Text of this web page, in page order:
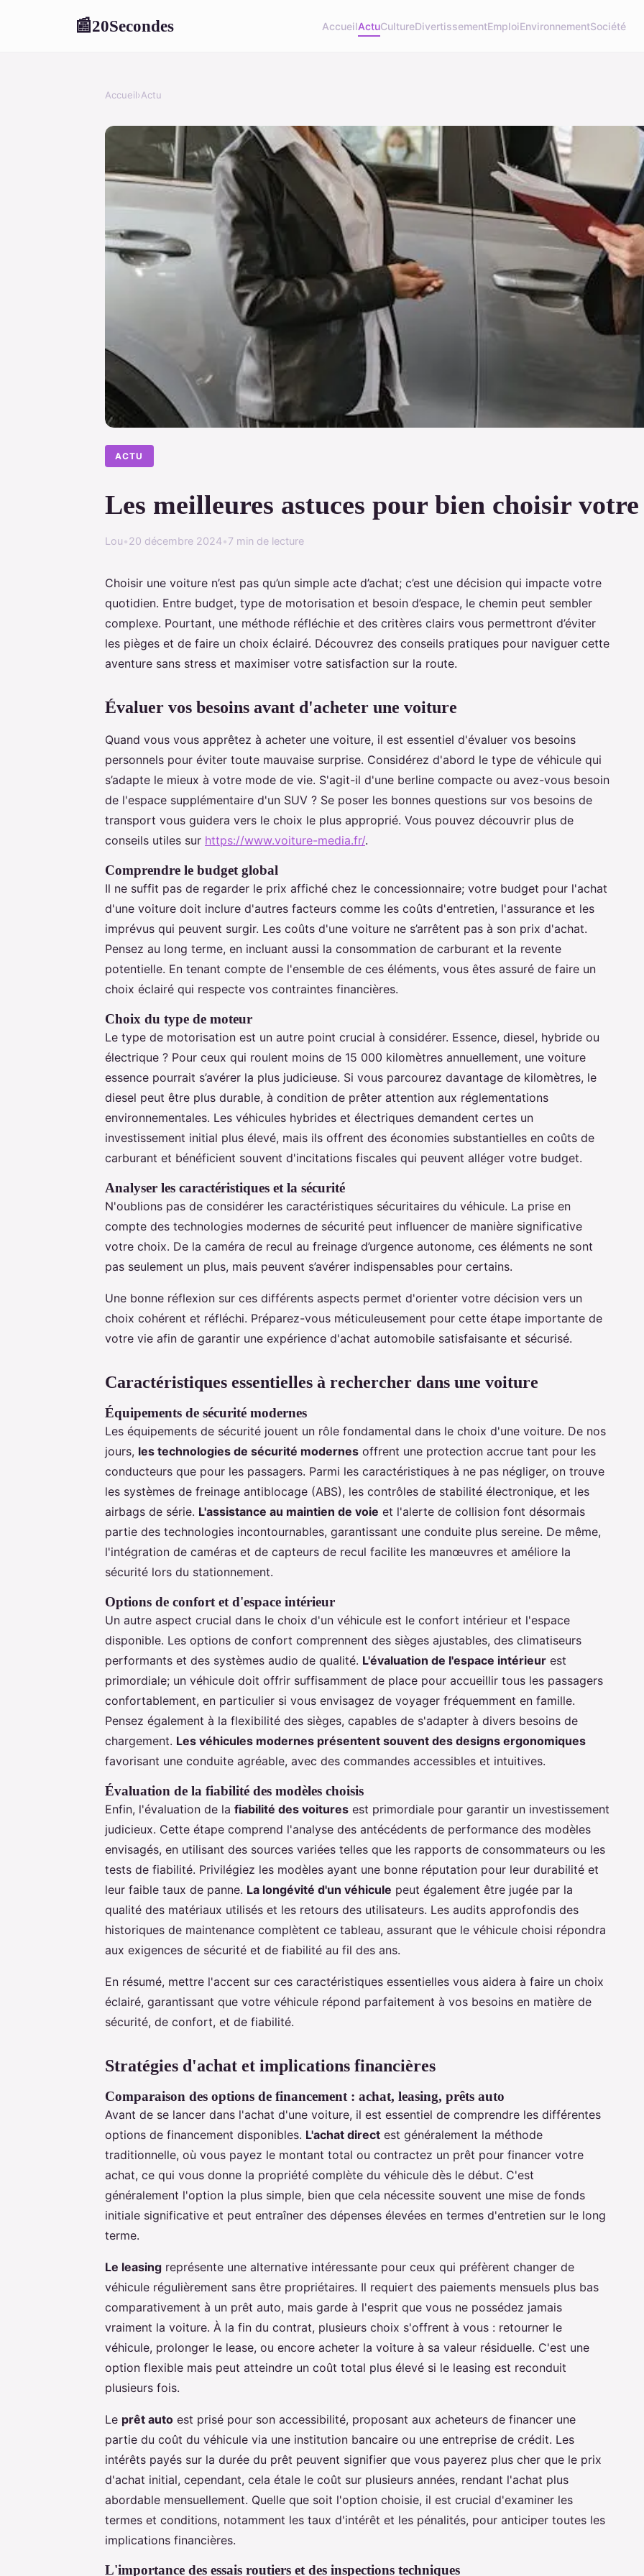
📰20Secondes AccueilActuCultureDivertissementEmploiEnvironnementSociété
Accueil›Actu
ACTU
Les meilleures astuces pour bien choisir
Lou•20 décembre 2024•7 min de lecture
Choisir une voiture n’est pas qu’un simple acte d’achat; c’est une décision qui impacte votre
quotidien. Entre budget, type de motorisation et besoin d’espace, le chemin peut sembler
complexe. Pourtant, une méthode réfléchie et des critères clairs vous permettront d’éviter
les pièges et de faire un choix éclairé. Découvrez des conseils pratiques pour naviguer cette
aventure sans stress et maximiser votre satisfaction sur la route.
Évaluer vos besoins avant d'acheter une voiture
Quand vous vous apprêtez à acheter une voiture, il est essentiel d'évaluer vos besoins
personnels pour éviter toute mauvaise surprise. Considérez d'abord le type de véhicule qui
s’adapte le mieux à votre mode de vie. S'agit-il d'une berline compacte ou avez-vous besoin
de l'espace supplémentaire d'un SUV ? Se poser les bonnes questions sur vos besoins de
transport vous guidera vers le choix le plus approprié. Vous pouvez découvrir plus de
conseils utiles sur https://www.voiture-media.fr/.
Comprendre le budget global
Il ne suffit pas de regarder le prix affiché chez le concessionnaire; votre budget pour l'achat
d'une voiture doit inclure d'autres facteurs comme les coûts d'entretien, l'assurance et les
imprévus qui peuvent surgir. Les coûts d'une voiture ne s’arrêtent pas à son prix d'achat.
Pensez au long terme, en incluant aussi la consommation de carburant et la revente
potentielle. En tenant compte de l'ensemble de ces éléments, vous êtes assuré de faire un
choix éclairé qui respecte vos contraintes financières.
Choix du type de moteur
Le type de motorisation est un autre point crucial à considérer. Essence, diesel, hybride ou
électrique ? Pour ceux qui roulent moins de 15 000 kilomètres annuellement, une voiture
essence pourrait s’avérer la plus judicieuse. Si vous parcourez davantage de kilomètres, le
diesel peut être plus durable, à condition de prêter attention aux réglementations
environnementales. Les véhicules hybrides et électriques demandent certes un
investissement initial plus élevé, mais ils offrent des économies substantielles en coûts de
carburant et bénéficient souvent d'incitations fiscales qui peuvent alléger votre budget.
Analyser les caractéristiques et la sécurité
N'oublions pas de considérer les caractéristiques sécuritaires du véhicule. La prise en
compte des technologies modernes de sécurité peut influencer de manière significative
votre choix. De la caméra de recul au freinage d’urgence autonome, ces éléments ne sont
pas seulement un plus, mais peuvent s’avérer indispensables pour certains.
Une bonne réflexion sur ces différents aspects permet d'orienter votre décision vers un
choix cohérent et réfléchi. Préparez-vous méticuleusement pour cette étape importante de
votre vie afin de garantir une expérience d'achat automobile satisfaisante et sécurisé.
Caractéristiques essentielles à rechercher dans une voiture
Équipements de sécurité modernes
Les équipements de sécurité jouent un rôle fondamental dans le choix d'une voiture. De nos
jours, les technologies de sécurité modernes offrent une protection accrue tant pour les
conducteurs que pour les passagers. Parmi les caractéristiques à ne pas négliger, on trouve
les systèmes de freinage antiblocage (ABS), les contrôles de stabilité électronique, et les
airbags de série. L'assistance au maintien de voie et l'alerte de collision font désormais
partie des technologies incontournables, garantissant une conduite plus sereine. De même,
l'intégration de caméras et de capteurs de recul facilite les manœuvres et améliore la
sécurité lors du stationnement.
Options de confort et d'espace intérieur
Un autre aspect crucial dans le choix d'un véhicule est le confort intérieur et l'espace
disponible. Les options de confort comprennent des sièges ajustables, des climatiseurs
performants et des systèmes audio de qualité. L'évaluation de l'espace intérieur est
primordiale; un véhicule doit offrir suffisamment de place pour accueillir tous les passagers
confortablement, en particulier si vous envisagez de voyager fréquemment en famille.
Pensez également à la flexibilité des sièges, capables de s'adapter à divers besoins de
chargement. Les véhicules modernes présentent souvent des designs ergonomiques
favorisant une conduite agréable, avec des commandes accessibles et intuitives.
Évaluation de la fiabilité des modèles choisis
Enfin, l'évaluation de la fiabilité des voitures est primordiale pour garantir un investissement
judicieux. Cette étape comprend l'analyse des antécédents de performance des modèles
envisagés, en utilisant des sources variées telles que les rapports de consommateurs ou les
tests de fiabilité. Privilégiez les modèles ayant une bonne réputation pour leur durabilité et
leur faible taux de panne. La longévité d'un véhicule peut également être jugée par la
qualité des matériaux utilisés et les retours des utilisateurs. Les audits approfondis des
historiques de maintenance complètent ce tableau, assurant que le véhicule choisi répondra
aux exigences de sécurité et de fiabilité au fil des ans.
En résumé, mettre l'accent sur ces caractéristiques essentielles vous aidera à faire un choix
éclairé, garantissant que votre véhicule répond parfaitement à vos besoins en matière de
sécurité, de confort, et de fiabilité.
Stratégies d'achat et implications financières
Comparaison des options de financement : achat, leasing, prêts auto
Avant de se lancer dans l'achat d'une voiture, il est essentiel de comprendre les différentes
options de financement disponibles. L'achat direct est généralement la méthode
traditionnelle, où vous payez le montant total ou contractez un prêt pour financer votre
achat, ce qui vous donne la propriété complète du véhicule dès le début. C'est
généralement l'option la plus simple, bien que cela nécessite souvent une mise de fonds
initiale significative et peut entraîner des dépenses élevées en termes d'entretien sur le long
terme.
Le leasing représente une alternative intéressante pour ceux qui préfèrent changer de
véhicule régulièrement sans être propriétaires. Il requiert des paiements mensuels plus bas
comparativement à un prêt auto, mais garde à l'esprit que vous ne possédez jamais
vraiment la voiture. À la fin du contrat, plusieurs choix s'offrent à vous : retourner le
véhicule, prolonger le lease, ou encore acheter la voiture à sa valeur résiduelle. C'est une
option flexible mais peut atteindre un coût total plus élevé si le leasing est reconduit
plusieurs fois.
Le prêt auto est prisé pour son accessibilité, proposant aux acheteurs de financer une
partie du coût du véhicule via une institution bancaire ou une entreprise de crédit. Les
intérêts payés sur la durée du prêt peuvent signifier que vous payerez plus cher que le prix
d'achat initial, cependant, cela étale le coût sur plusieurs années, rendant l'achat plus
abordable mensuellement. Quelle que soit l'option choisie, il est crucial d'examiner les
termes et conditions, notamment les taux d'intérêt et les pénalités, pour anticiper toutes les
implications financières.
L'importance des essais routiers et des inspections techniques